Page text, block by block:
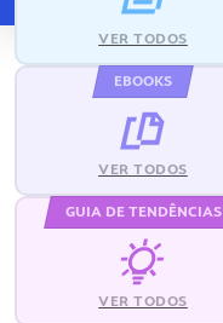
VER TODOS
EBOOKS
VER TODOS
GUIA DE TENDÊNCIAS
VER TODOS